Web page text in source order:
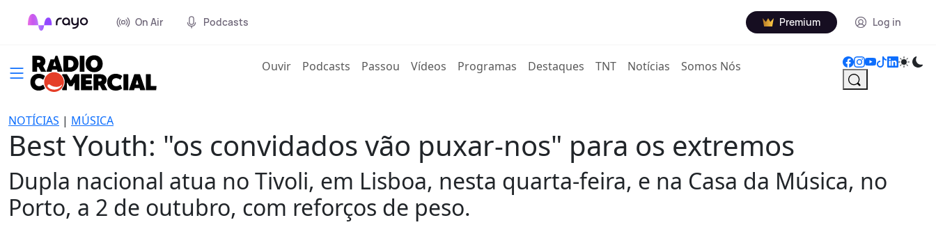
On Air Podcasts Premium Log in
Ouvir(current)
Podcasts Passou Vídeos Programas Destaques TNT Notícias Somos Nós
NOTÍCIAS | MÚSICA
Best Youth: "os convidados vão puxar-nos" para os extremos
Dupla nacional atua no Tivoli, em Lisboa, nesta quarta-feira, e na Casa da Música, no
Porto, a 2 de outubro, com reforços de peso.